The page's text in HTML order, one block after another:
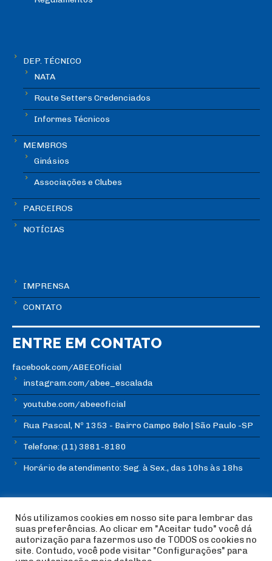
DEP. TÉCNICO
NATA
Route Setters Credenciados
Informes Técnicos
MEMBROS
Ginásios
Associações e Clubes
PARCEIROS
NOTÍCIAS
IMPRENSA
CONTATO
ENTRE EM CONTATO
facebook.com/ABEEOficial
instagram.com/abee_escalada
youtube.com/abeeoficial
Rua Pascal, Nº 1353 - Bairro Campo Belo | São Paulo -SP
Telefone: (11) 3881-8180
Horário de atendimento: Seg. à Sex., das 10hs às 18hs
© Copyright ABEE | Associação Brasileira de Escalada
Esportiva 2018 | Design:
Imagética Design
Nós utilizamos cookies em nosso site para lembrar das
suas preferências. Ao clicar em "Aceitar tudo" você dá
autorização para fazermos uso de TODOS os cookies no
site. Contudo, você pode visitar "Configurações" para